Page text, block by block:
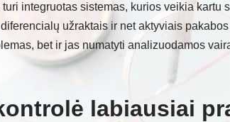
integruotas sistemas, kurios veikia kartu
užraktais ir net aktyviais
bet ir jas numatyti analizuodamos
labiausiai